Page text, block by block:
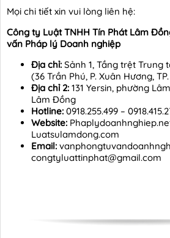
Mọi chi tiết xin vui lòng liên hệ:
Công ty Luật TNHH Tín Phát Lâm
vấn Pháp lý Doanh nghiệp
Địa chỉ: Sảnh 1, Tầng trệt Trung
(36 Trần Phú, P. Xuân Hương,
Địa chỉ 2: 131 Yersin, phường
Lâm Đồng
Hotline: 0918.255.499 –
Website:
Luatsulamdong.com
Email:
congtyluattinphat@gmail.com